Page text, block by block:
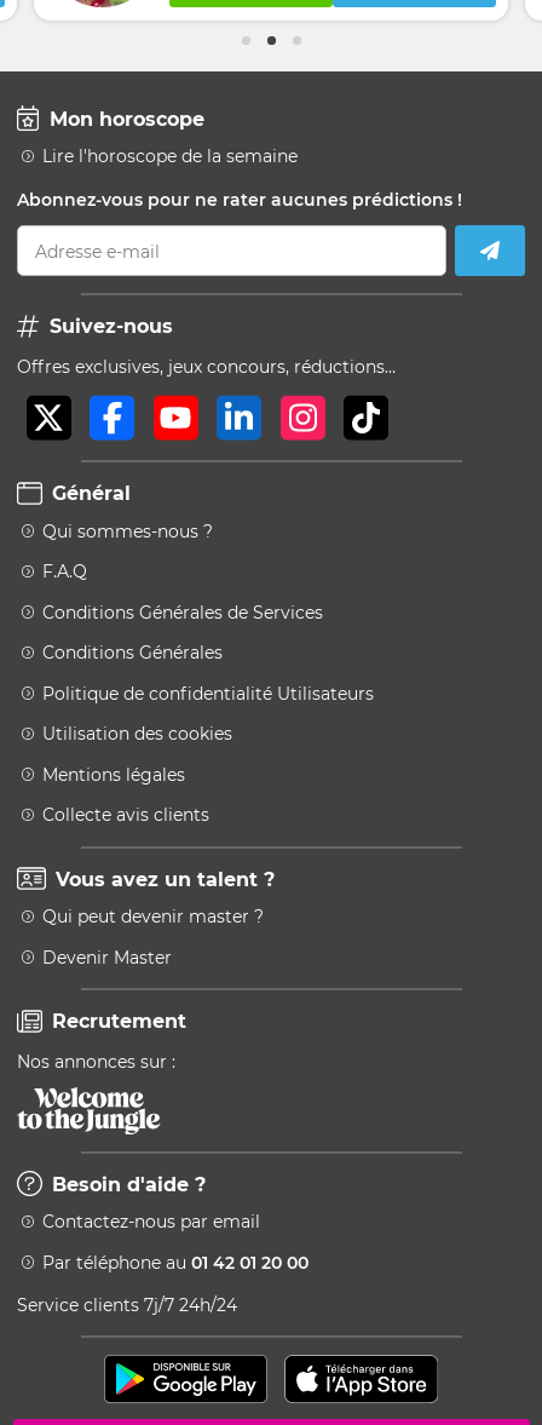
Mon horoscope
Lire l'horoscope de la semaine
Abonnez-vous pour ne rater aucunes prédictions !
Adresse e-mail
Suivez-nous
Offres exclusives, jeux concours, réductions…
Général
Qui sommes-nous ?
F.A.Q
Conditions Générales de Services
Conditions Générales
Politique de confidentialité Utilisateurs
Utilisation des cookies
Mentions légales
Collecte avis clients
Vous avez un talent ?
Qui peut devenir master ?
Devenir Master
Recrutement
Nos annonces sur :
Besoin d'aide ?
Contactez-nous par email
Par téléphone au 01 42 01 20 00
Service clients 7j/7 24h/24